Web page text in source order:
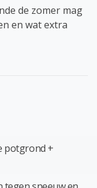
de zomer mag
en wat extra
potgrond +